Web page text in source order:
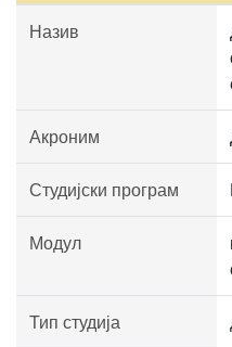
Назив
Акроним
Студијски програм
Модул
Тип студија